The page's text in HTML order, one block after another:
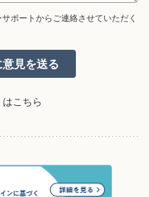
ポートからご連絡させていただく
はこちら